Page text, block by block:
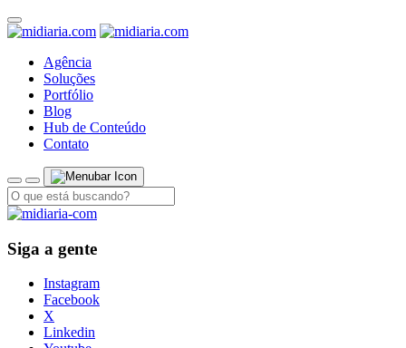
Agência
Soluções
Portfólio
Blog
Hub de Conteúdo
Contato
Siga a gente
Instagram
Facebook
X
Linkedin